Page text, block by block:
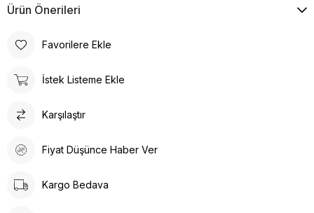
Ürün Önerileri
Favorilere Ekle
İstek Listeme Ekle
Karşılaştır
Fiyat Düşünce Haber Ver
Kargo Bedava